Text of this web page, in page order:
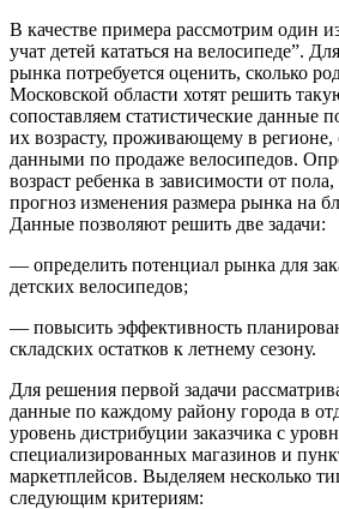
В качестве примера рассмотрим один
учат детей кататься на велосипеде”.
рынка потребуется оценить, сколько
Московской области хотят решить
сопоставляем статистические данные
их возрасту, проживающему в регионе,
данными по продаже велосипедов.
возраст ребенка в зависимости от
прогноз изменения размера рынка на
Данные позволяют решить две задачи:
— определить потенциал рынка для
детских велосипедов;
— повысить эффективность
складских остатков к летнему сезону.
Для решения первой задачи
данные по каждому району города в
уровень дистрибуции заказчика с
специализированных магазинов и
маркетплейсов. Выделяем несколько
следующим критериям: